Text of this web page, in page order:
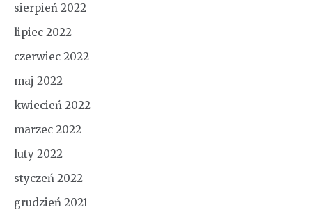
sierpień 2022
lipiec 2022
czerwiec 2022
maj 2022
kwiecień 2022
marzec 2022
luty 2022
styczeń 2022
grudzień 2021